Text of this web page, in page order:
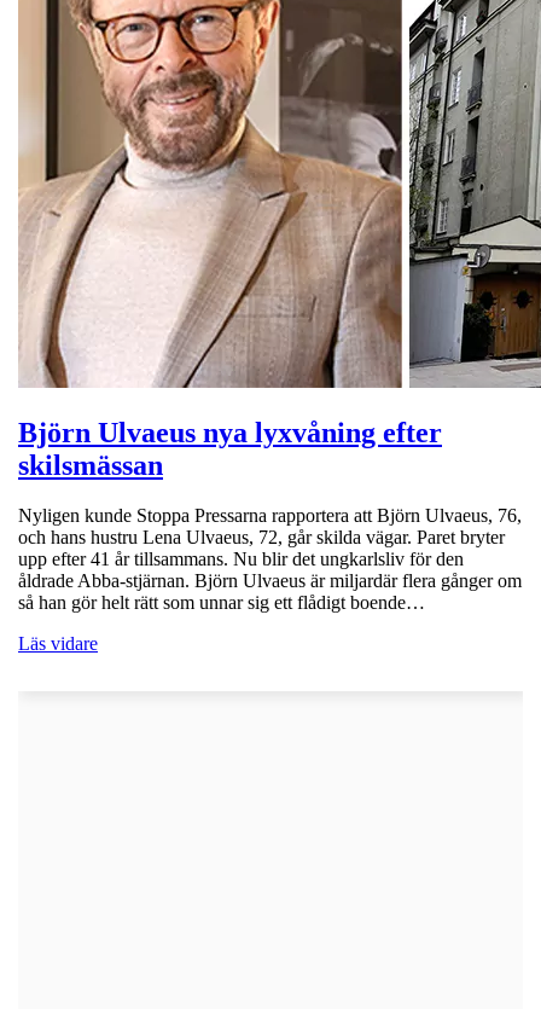
Björn Ulvaeus nya lyxvåning efter
skilsmässan
Nyligen kunde Stoppa Pressarna rapportera att Björn Ulvaeus, 76,
och hans hustru Lena Ulvaeus, 72, går skilda vägar. Paret bryter
upp efter 41 år tillsammans. Nu blir det ungkarlsliv för den
åldrade Abba-stjärnan. Björn Ulvaeus är miljardär flera gånger om
så han gör helt rätt som unnar sig ett flådigt boende…
Läs vidare